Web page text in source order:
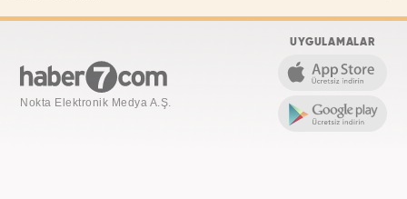
Nokta Elektronik Medya A.Ş.
UYGULAMALAR